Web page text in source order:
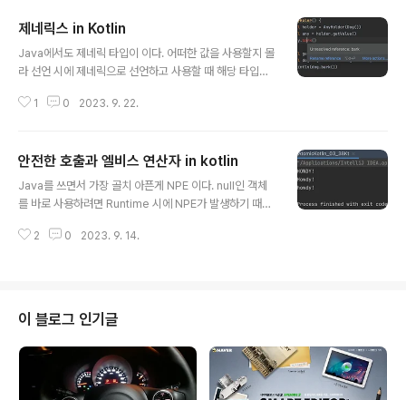
age("Kitty", "Hey!", true), Message("Kitty", "Wher
e are you?", false) ) val unread1 = messages.filt
erNot(Message::isRead) val unread2 = messag
제네릭스 in Kotlin
Java에서도 제네릭 타입이 이다. 어떠한 값을 사용할지 몰
라 선언 시에 제네릭으로 선언하고 사용할 때 해당 타입으
다. 다음의 예를 통해 확인해 볼 수 있다. data class Aut
fun genericHolder() { val h1 = GenericHolder(Au
tomobile("Ford")) val a = h1.getValue() println(a)
val h2 = GenericHolder(1) val i: Int = h2.getValue
1 0 2023. 9. 22.
안전한 호출과 엘비스 연산자 in kotlin
Java를 쓰면서 가장 골치 아픈게 NPE 이다. null인 객체
를 바로 사용하려면 Runtime 시에 NPE가 발생하기 때문
tional을 사용해야 하기 때문이다. 코틀린에서는 이러한 골
1: String? = "Howdy!" s1?.echo() val s2: String? =
null s2?.echo() } 이렇게 하기 위해 사용하는 것이 '?.' 이
다. null이 될 수 있는 객체 뒤에 '.' 대신에..
2 0 2023. 9. 14.
이 블로그 인기글